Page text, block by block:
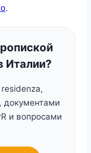
.
Италии?
документами
и вопросами